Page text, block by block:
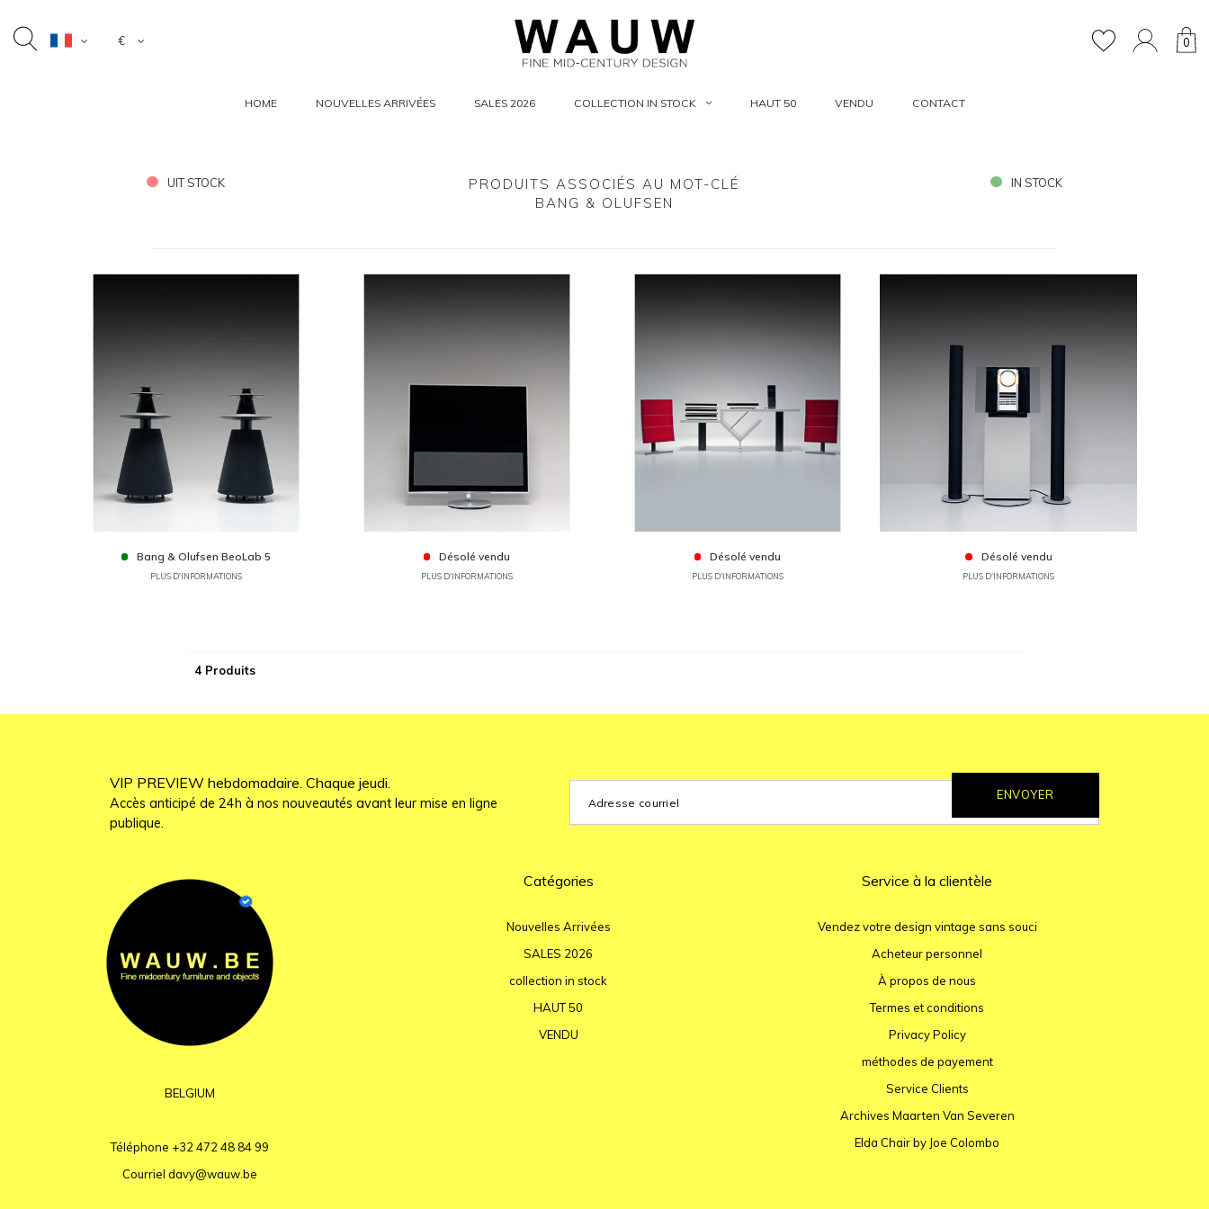
€ 0
HOME NOUVELLES ARRIVÉES SALES 2026 COLLECTION IN STOCK HAUT 50 VENDU CONTACT
UIT STOCK
PRODUITS ASSOCIÉS AU MOT-CLÉ
BANG & OLUFSEN
IN STOCK
Bang & Olufsen BeoLab 5
PLUS D'INFORMATIONS
Désolé vendu
PLUS D'INFORMATIONS
Désolé vendu
PLUS D'INFORMATIONS
Désolé vendu
PLUS D'INFORMATIONS
4 Produits
VIP PREVIEW hebdomadaire. Chaque jeudi.
Accès anticipé de 24h à nos nouveautés avant leur mise en ligne
publique.
ENVOYER
BELGIUM
Téléphone +32 472 48 84 99
Courriel davy@wauw.be
Catégories
Nouvelles Arrivées
SALES 2026
collection in stock
HAUT 50
VENDU
Service à la clientèle
Vendez votre design vintage sans souci
Acheteur personnel
À propos de nous
Termes et conditions
Privacy Policy
méthodes de payement
Service Clients
Archives Maarten Van Severen
Elda Chair by Joe Colombo